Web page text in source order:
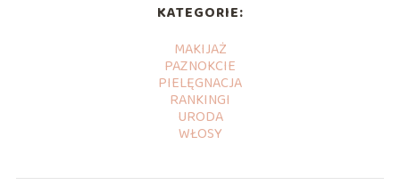
KATEGORIE:
MAKIJAŻ
PAZNOKCIE
PIELĘGNACJA
RANKINGI
URODA
WŁOSY